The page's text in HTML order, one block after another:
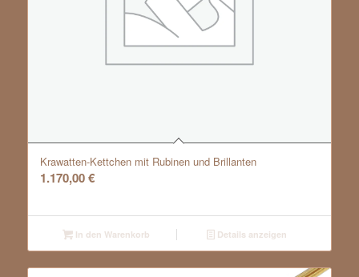
Krawatten-Kettchen mit Rubinen und Brillanten
1.170,00€
In den Warenkorb Details anzeigen